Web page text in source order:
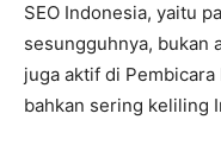
SEO Indonesia, yaitu
sesungguhnya, bukan
juga aktif di
bahkan sering keliling